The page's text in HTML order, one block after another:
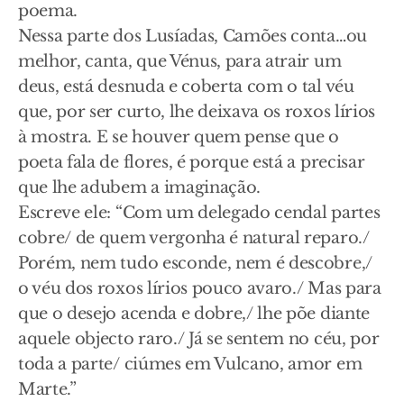
poema.
Nessa parte dos Lusíadas, Camões conta…ou
melhor, canta, que Vénus, para atrair um
deus, está desnuda e coberta com o tal véu
que, por ser curto, lhe deixava os roxos lírios
à mostra. E se houver quem pense que o
poeta fala de flores, é porque está a precisar
que lhe adubem a imaginação.
Escreve ele: “Com um delegado cendal partes
cobre/ de quem vergonha é natural reparo./
Porém, nem tudo esconde, nem é descobre,/
o véu dos roxos lírios pouco avaro./ Mas para
que o desejo acenda e dobre,/ lhe põe diante
aquele objecto raro./ Já se sentem no céu, por
toda a parte/ ciúmes em Vulcano, amor em
Marte.”